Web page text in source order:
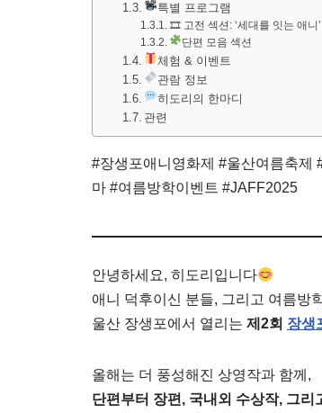
특별 프로그램
🎞 고전 섹션: ‘세대를 잇는 애니’
단편 모음 섹션
체험 & 이벤트
관람 정보
히도리의 한마디
관련
#장생포애니영화제 #울산여름축제
마 #여름방학이벤트 #JAFF2025
안녕하세요, 히도리입니다
애니 덕후이신 분들, 그리고 여름방
울산 장생포에서 열리는 제2회 장생
올해는 더 풍성해진 상영작과 함께,
단편부터 장편, 국내외 수상작, 그리